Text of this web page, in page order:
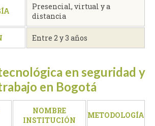
Presencial, virtual y a
distancia
Entre 2 y 3 años
en seguridad y
en Bogotá
NOMBRE
INSTITUCIÓN
METODOLOGÍA